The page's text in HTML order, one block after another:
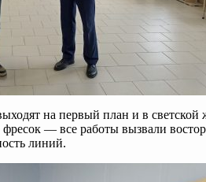
на первый план и в светской
— все работы вызвали
линий.